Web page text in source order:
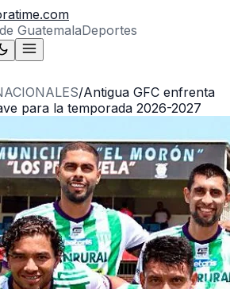
GuatemalaDeportes
/Antigua GFC enfrenta
para la temporada 2026-2027